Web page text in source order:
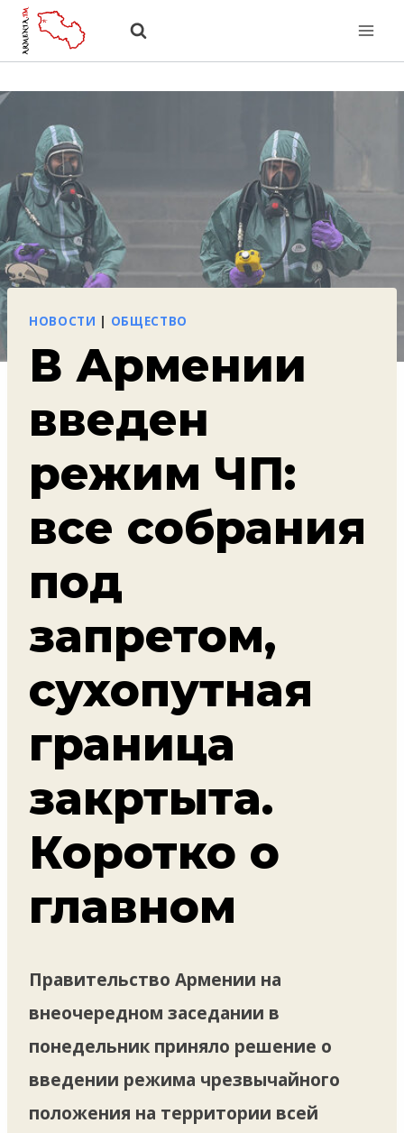
Перейти
НОВОСТИ ОБЩЕСТВО
В Армении
введен
режим ЧП:
все собрания
под
запретом,
сухопутная
граница
закртыта.
Коротко о
главном
Правительство Армении на
внеочередном заседании в
понедельник приняло решение о
введении режима чрезвычайного
положения на территории всей